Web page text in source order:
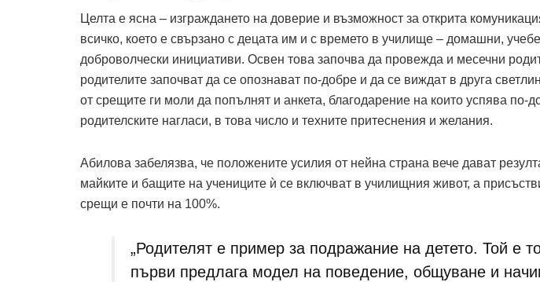
Целта е ясна – изграждането на доверие и възможност за открита
всичко, което е свързано с децата им и с времето в училище – домашни,
доброволчески инициативи. Освен това започва да провежда и месечни
родителите започват да се опознават по-добре и да се виждат в друга
от срещите ги моли да попълнят и анкета, благодарение на които успява по-
родителските нагласи, в това число и техните притеснения и желания.
Абилова забелязва, че положените усилия от нейна страна вече дават
майките и бащите на учениците ѝ се включват в училищния живот, а
срещи е почти на 100%.
„Родителят е пример за подражание на детето. Той е
първи предлага модел на поведение, общуване и